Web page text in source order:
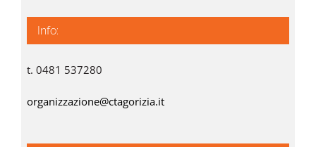
Info:
t. 0481 537280
organizzazione@ctagorizia.it